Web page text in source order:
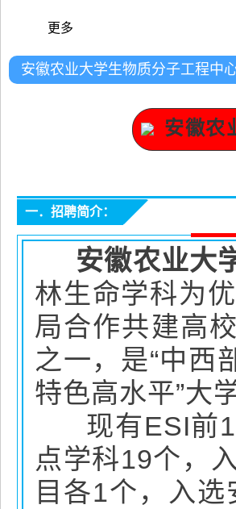
更多
安徽农业大学生物质分子工程中
安徽农
一．招聘简介：
安徽农业大
林生命学科为
局合作共建高
之一，是“中西
特色高水平”大
现有ESI前
点学科19个，
目各1个，入